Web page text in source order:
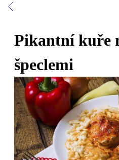
Pikantní kuře
špeclemi